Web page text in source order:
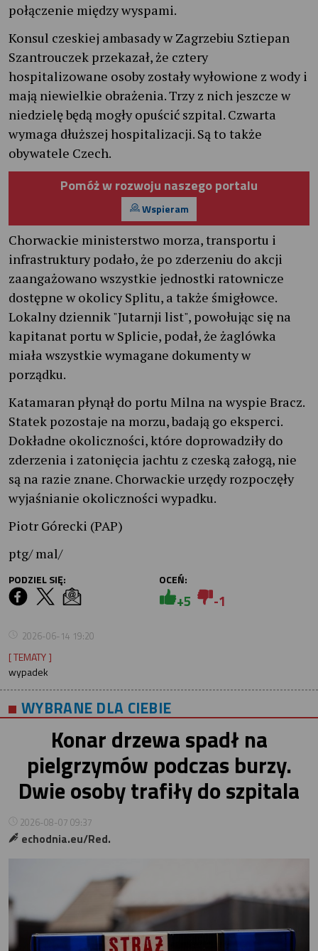
połączenie między wyspami.
Konsul czeskiej ambasady w Zagrzebiu Sztiepan
Szantrouczek przekazał, że cztery
hospitalizowane osoby zostały wyłowione z wody i
mają niewielkie obrażenia. Trzy z nich jeszcze w
niedzielę będą mogły opuścić szpital. Czwarta
wymaga dłuższej hospitalizacji. Są to także
obywatele Czech.
Pomóż w rozwoju naszego portalu
Wspieram
Chorwackie ministerstwo morza, transportu i
infrastruktury podało, że po zderzeniu do akcji
zaangażowano wszystkie jednostki ratownicze
dostępne w okolicy Splitu, a także śmigłowce.
Lokalny dziennik "Jutarnji list", powołując się na
kapitanat portu w Splicie, podał, że żaglówka
miała wszystkie wymagane dokumenty w
porządku.
Katamaran płynął do portu Milna na wyspie Bracz.
Statek pozostaje na morzu, badają go eksperci.
Dokładne okoliczności, które doprowadziły do
zderzenia i zatonięcia jachtu z czeską załogą, nie
są na razie znane. Chorwackie urzędy rozpoczęły
wyjaśnianie okoliczności wypadku.
Piotr Górecki (PAP)
ptg/ mal/
PODZIEL SIĘ: OCEŃ:
+5 -1
2026-06-14 19:20
[ TEMATY ]
wypadek
WYBRANE DLA CIEBIE
Konar drzewa spadł na
pielgrzymów podczas burzy.
Dwie osoby trafiły do szpitala
2026-08-07 09:37
echodnia.eu/Red.